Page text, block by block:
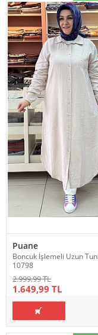
Puane
Boncuk İşlemeli Uzun
10798
2.999,99 TL
1.649,99 TL